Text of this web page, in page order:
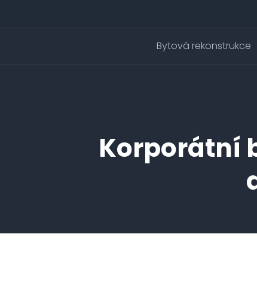
Bytová rekonstrukce
Korporátní